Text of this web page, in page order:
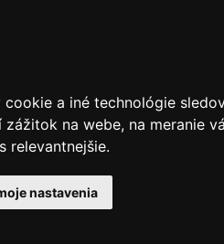
a iné technológie
zážitok na webe, na meranie
relevantnejšie.
nastavenia